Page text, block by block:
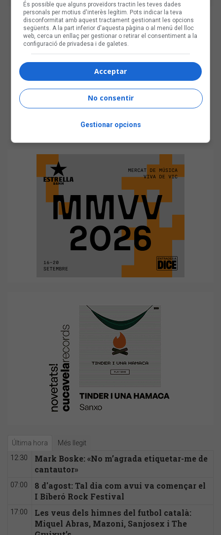
Última hora Més llegit
12:30
Mark Boske: «No m’agrada etiquetar-me de
cantautor»
07:00
8 d'agost: Tal dia com avui va començar el
I Biberó Rock Festival
17:00
Les veus dels himnes del futbol català:
Miquel Abras, Mazoni, Sanjosex i The
És possible que alguns proveïdors tractin les teves dades
personals per motius d'interès legítim. Pots indicar la teva
disconformitat amb aquest tractament gestionant les opcions
següents. A la part inferior d'aquesta pàgina o al menú del lloc
web, cerca un enllaç per gestionar o retirar el consentiment a la
configuració de privadesa i de galetes.
Acceptar
No consentir
Gestionar opcions